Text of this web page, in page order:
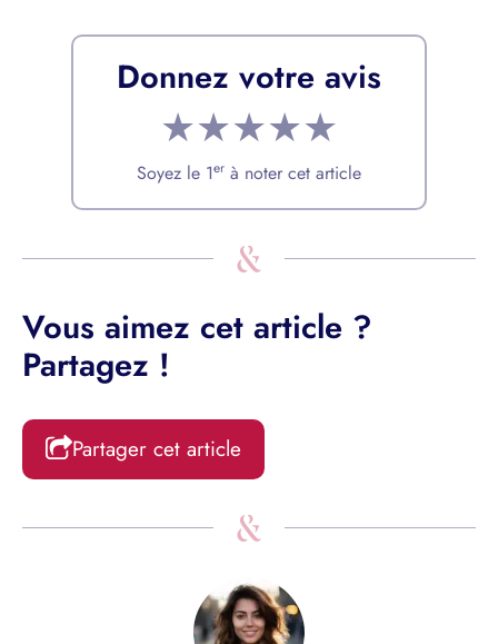
Donnez votre avis
★★★★★
Soyez le 1er à noter cet article
Vous aimez cet article ?
Partagez !
Partager cet article